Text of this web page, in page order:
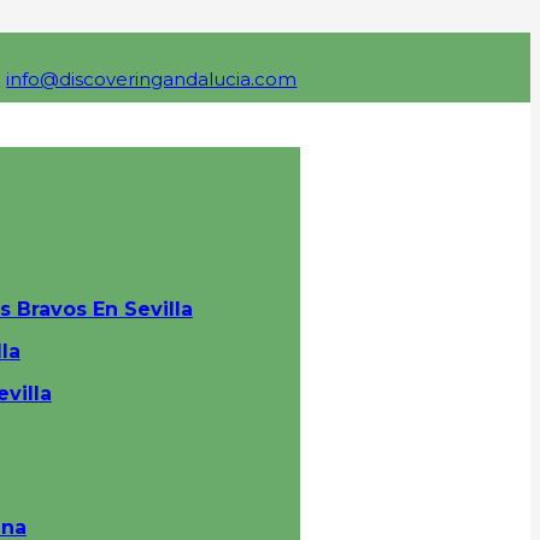
info@discoveringandalucia.com
Bravos En Sevilla